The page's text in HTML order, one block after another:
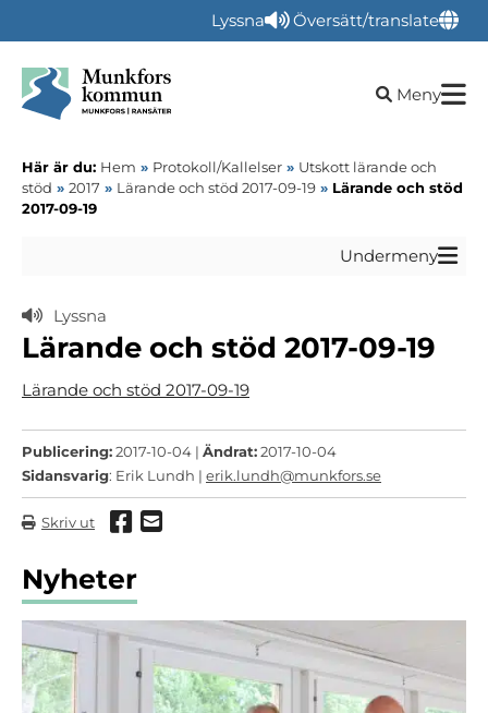
Lyssna Översätt/translate
Öppna
Meny
Här är du: Hem » Protokoll/Kallelser » Utskott lärande och
stöd » 2017 » Lärande och stöd 2017-09-19 » Lärande och stöd
2017-09-19
Undermeny
Lyssna
Lärande och stöd 2017-09-19
Lärande och stöd 2017-09-19
Publicering:2017-10-04 | Ändrat:2017-10-04
Sidansvarig: Erik Lundh | erik.lundh@munkfors.se
Skriv ut Dela via Facebook
Dela via mail
Nyheter